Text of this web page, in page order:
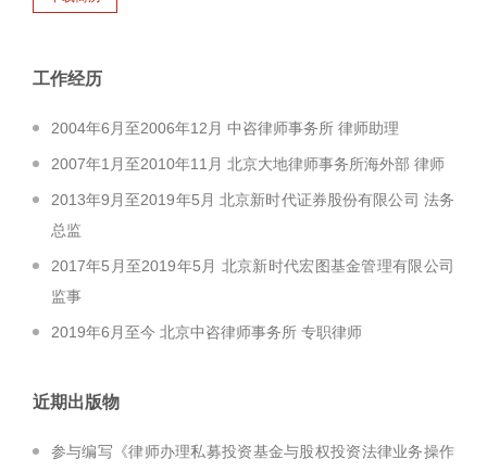
工作经历
2004年6月至2006年12月 中咨律师事务所 律师助理
2007年1月至2010年11月 北京大地律师事务所海外部 律师
2013年9月至2019年5月 北京新时代证券股份有限公司 法务
总监
2017年5月至2019年5月 北京新时代宏图基金管理有限公司
监事
2019年6月至今 北京中咨律师事务所 专职律师
近期出版物
参与编写《律师办理私募投资基金与股权投资法律业务操作